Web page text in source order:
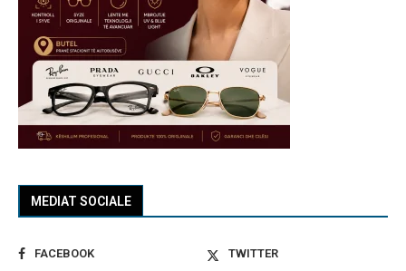
MEDIAT SOCIALE
FACEBOOK
TWITTER